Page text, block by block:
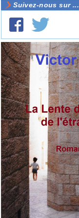
Suivez-nous sur ...